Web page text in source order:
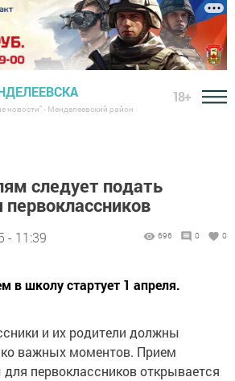
новости" - Менделеевский район
18+
следует подать
первоклассников
- 11:39 696 0 0
в школу стартует 1 апреля.
и их родители должны
важных моментов. Прием
первоклассников открывается